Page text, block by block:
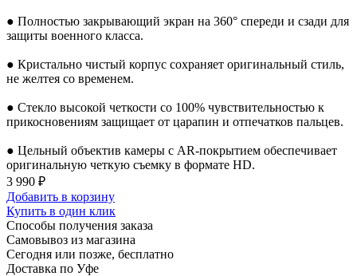
● Полностью закрывающий экран на 360° спереди и сзади для
защиты военного класса.
● Кристально чистый корпус сохраняет оригинальный стиль,
не желтея со временем.
● Стекло высокой четкости со 100% чувствительностью к
прикосновениям защищает от царапин и отпечатков пальцев.
● Цельный объектив камеры с AR-покрытием обеспечивает
оригинальную четкую съемку в формате HD.
3 990 ₽
Добавить в корзину
Купить в один клик
Способы получения заказа
Самовывоз из магазина
Сегодня или позже, бесплатно
Доставка по Уфе